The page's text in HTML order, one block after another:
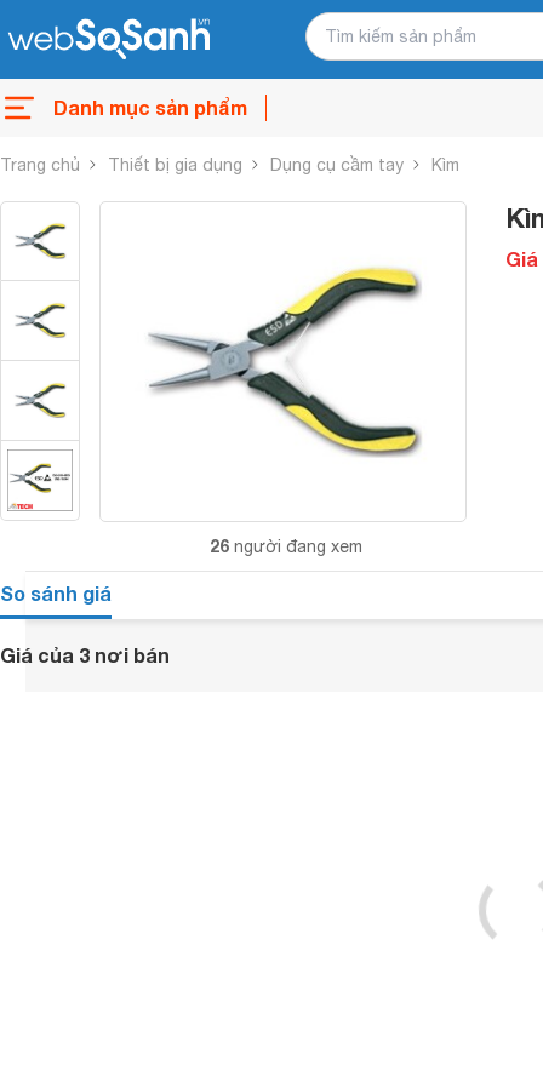
Danh mục sản phẩm
Trang chủ Thiết bị gia dụng Dụng cụ cầm tay Kìm
26 người đang xem
So sánh giá
Giá của 3 nơi bán